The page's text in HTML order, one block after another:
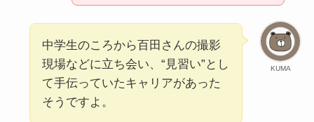
KUMA
中学生のころから百田さんの撮影
現場などに立ち会い、“見習い”とし
て手伝っていたキャリアがあった
そうですよ。